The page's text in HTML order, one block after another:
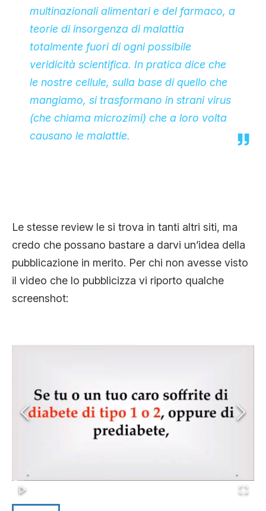
multinazionali alimentari e del farmaco, a
teorie di insorgenza di malattia
totalmente fuori di ogni possibile
veridicità scientifica. In pratica dice che
le nostre cellule, sulla base di quello che
mangiamo, si trasformano in strani virus
(che chiama microzimi) che a loro volta
causano le malattie.
Le stesse review le si trova in tanti altri siti, ma
credo che possano bastare a darvi un’idea della
pubblicazione in merito. Per chi non avesse visto
il video che lo pubblicizza vi riporto qualche
screenshot: